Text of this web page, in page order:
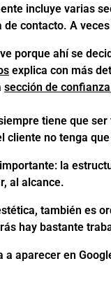
incluye varias
contacto. A
porque ahí se
explica con más
sección de confianza
tiene que
cliente no tenga
la
al alcance.
también es
hay bastante
a aparecer en